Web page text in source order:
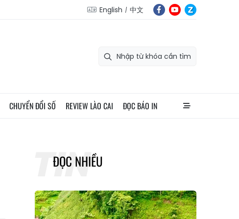
English 中文
CHUYỂN ĐỔI SỐ REVIEW LÀO CAI ĐỌC BÁO IN
ĐỌC NHIỀU